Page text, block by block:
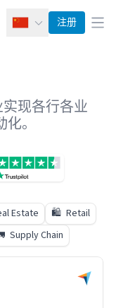
简体中文
注册 打
现各行各业
。
Estate 🛍️ Retail
Supply Chain